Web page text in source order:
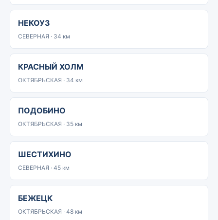
НЕКОУЗ
СЕВЕРНАЯ · 34 км
КРАСНЫЙ ХОЛМ
ОКТЯБРЬСКАЯ · 34 км
ПОДОБИНО
ОКТЯБРЬСКАЯ · 35 км
ШЕСТИХИНО
СЕВЕРНАЯ · 45 км
БЕЖЕЦК
ОКТЯБРЬСКАЯ · 48 км